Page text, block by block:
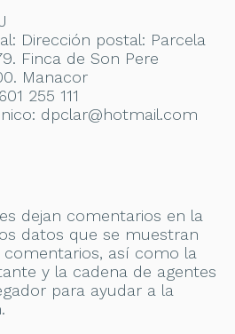
Dirección postal: Parcela
Finca de Son Pere
Manacor
255 111
dpclar@hotmail.com
dejan comentarios en la
datos que se muestran
así como la
y la cadena de agentes
para ayudar a la